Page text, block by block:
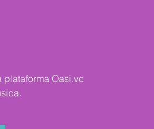
plataforma Oasi.vc